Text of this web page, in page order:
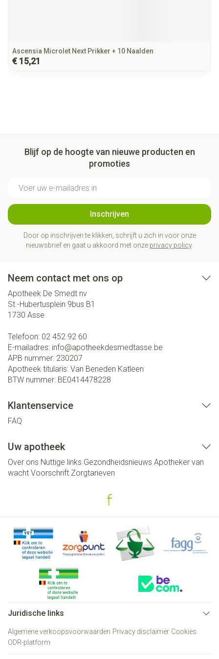
Ascensia Microlet Next Prikker + 10 Naalden
€ 15,21
Blijf op de hoogte van nieuwe producten en
promoties
Inschrijven
Door op inschrijven te klikken, schrijft u zich in voor onze
nieuwsbrief en gaat u akkoord met onze privacy policy.
Neem contact met ons op
Apotheek De Smedt nv
St.-Hubertusplein 9bus B1
1730 Asse
Telefoon: 02 452 92 60
E-mailadres: info@apotheekdesmedtasse.be
APB nummer: 230207
Apotheek titularis: Van Beneden Katleen
BTW nummer: BE0414478228
Klantenservice
FAQ
Uw apotheek
Over ons Nuttige links Gezondheidsnieuws Apotheker van
wacht Voorschrift Zorgtarieven
Juridische links
Algemene verkoopsvoorwaarden Privacy disclaimer Cookies
ODR-platform